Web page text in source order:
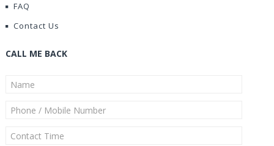
FAQ
Contact Us
CALL ME BACK